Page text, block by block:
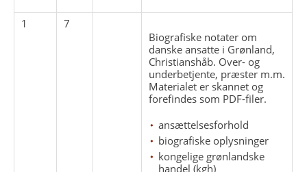
1
7
Biografiske notater om
danske ansatte i Grønland,
Christianshåb. Over- og
underbetjente, præster m.m.
Materialet er skannet og
forefindes som PDF-filer.
ansættelsesforhold
biografiske oplysninger
kongelige grønlandske
handel (kgh)